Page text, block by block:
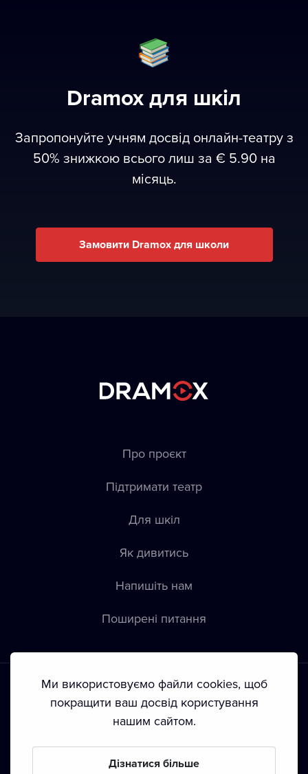
Dramox для шкіл
Запропонуйте учням досвід oнлайн-театру з
50% знижкою всього лиш за € 5.90 на
місяць.
Замовити Dramox для школи
Про проєкт
Підтримати театр
Для шкіл
Як дивитись
Напишіть нам
Пoширені питання
файлів Сookie• Автoрські права
Ми використовуємо файли cookies, щоб
покращити ваш досвід користування
нашим сайтом.
Дізнатися більше